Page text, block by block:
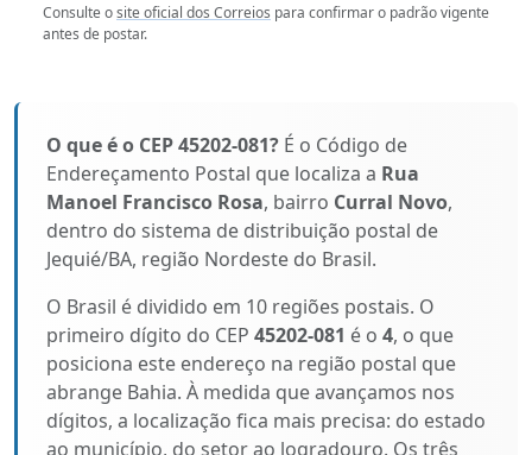
Consulte osite oficial dos Correios para confirmar o padrão vigente
antes de postar.
O que é o CEP 45202-081? É o Código de
Endereçamento Postal que localiza a Rua
Manoel Francisco Rosa, bairro Curral Novo,
dentro do sistema de distribuição postal de
Jequié/BA, região Nordeste do Brasil.
O Brasil é dividido em 10 regiões postais. O
primeiro dígito do CEP 45202-081 é o 4, o que
posiciona este endereço na região postal que
abrange Bahia. À medida que avançamos nos
dígitos, a localização fica mais precisa: do estado
ao município, do setor ao logradouro. Os três